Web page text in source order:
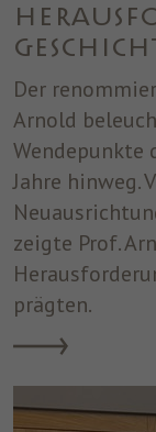
Der
Arnold
Wendepunkte
Jahre hinweg.
zeigte Prof.
prägten.